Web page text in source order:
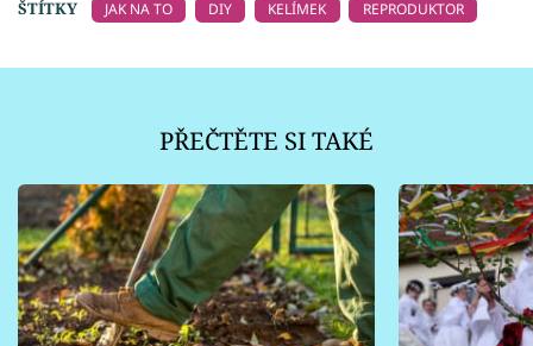
ŠTÍTKY
JAK NA TO DIY KELÍMEK REPRODUKTOR
PŘEČTĚTE SI TAKÉ